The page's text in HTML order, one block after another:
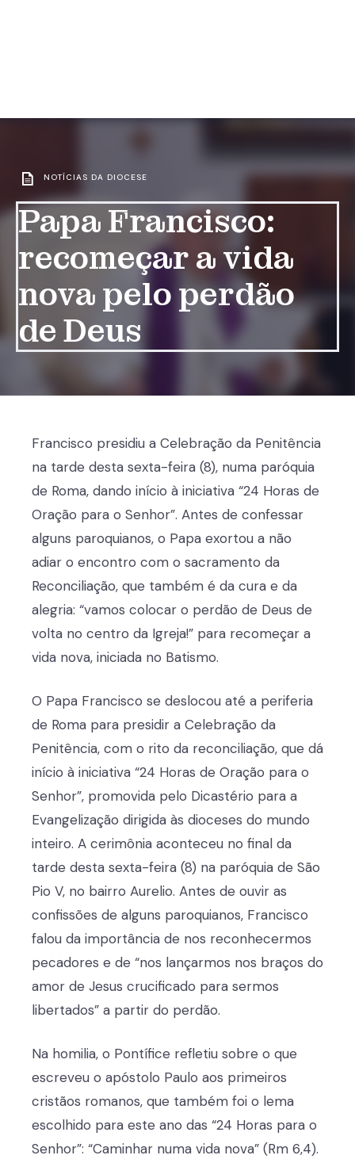
NOTÍCIAS DA DIOCESE
Papa Francisco:
recomeçar a vida
nova pelo perdão
de Deus
Francisco presidiu a Celebração da Penitência
na tarde desta sexta-feira (8), numa paróquia
de Roma, dando início à iniciativa “24 Horas de
Oração para o Senhor”. Antes de confessar
alguns paroquianos, o Papa exortou a não
adiar o encontro com o sacramento da
Reconciliação, que também é da cura e da
alegria: “vamos colocar o perdão de Deus de
volta no centro da Igreja!” para recomeçar a
vida nova, iniciada no Batismo.
O Papa Francisco se deslocou até a periferia
de Roma para presidir a Celebração da
Penitência, com o rito da reconciliação, que dá
início à iniciativa “24 Horas de Oração para o
Senhor”, promovida pelo Dicastério para a
Evangelização dirigida às dioceses do mundo
inteiro. A cerimônia aconteceu no final da
tarde desta sexta-feira (8) na paróquia de São
Pio V, no bairro Aurelio. Antes de ouvir as
confissões de alguns paroquianos, Francisco
falou da importância de nos reconhecermos
pecadores e de “nos lançarmos nos braços do
amor de Jesus crucificado para sermos
libertados” a partir do perdão.
Na homilia, o Pontífice refletiu sobre o que
escreveu o apóstolo Paulo aos primeiros
cristãos romanos, que também foi o lema
escolhido para este ano das “24 Horas para o
Senhor”: “Caminhar numa vida nova” (Rm 6,4).